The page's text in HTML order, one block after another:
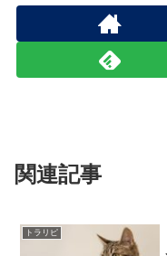
関連記事
トラリピ